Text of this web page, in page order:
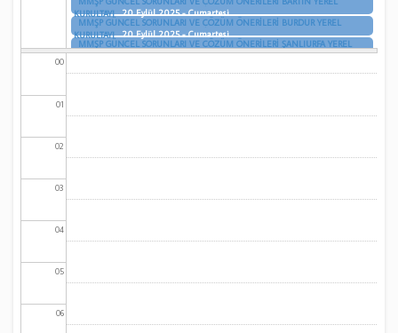
KURULTAYI
20 Eylül 2025 - Cumartesi
MMŞP GÜNCEL SORUNLARI VE ÇÖZÜM ÖNERİLERİ BURDUR YEREL
KURULTAYI
20 Eylül 2025 - Cumartesi
MMŞP GÜNCEL SORUNLARI VE ÇÖZÜM ÖNERİLERİ ŞANLIURFA YEREL
KURULTAYI
20 Eylül 2025 - Cumartesi
20 Eylül 2025 - Cumartesi
20 Eylül 2025 - Cumartesi
00
01
02
03
04
05
06